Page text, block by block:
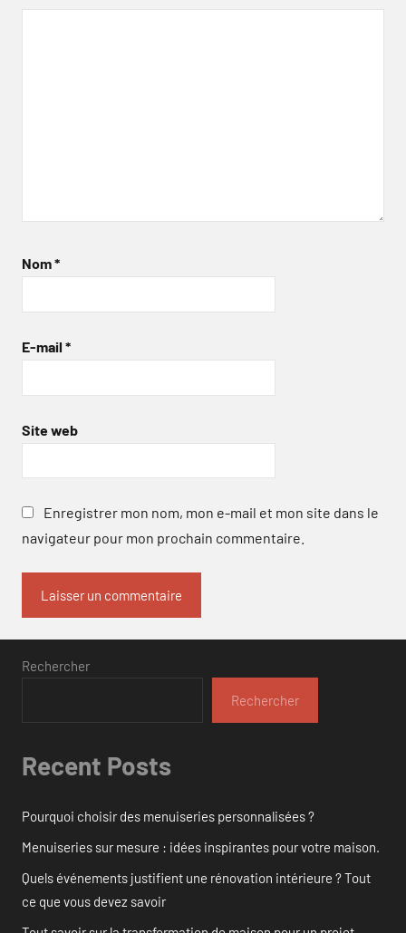
Nom*
E-mail *
Site web
Enregistrer mon nom, mon e-mail et mon site dans le
navigateur pour mon prochain commentaire.
Rechercher
Rechercher
Recent Posts
Pourquoi choisir des menuiseries personnalisées ?
Menuiseries sur mesure : idées inspirantes pour votre maison.
Quels événements justifient une rénovation intérieure ? Tout
ce que vous devez savoir